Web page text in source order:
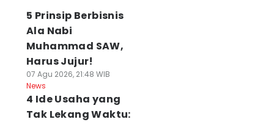
5 Prinsip Berbisnis
Ala Nabi
Muhammad SAW,
Harus Jujur!
07 Agu 2026, 21:48 WIB
News
4 Ide Usaha yang
Tak Lekang Waktu: